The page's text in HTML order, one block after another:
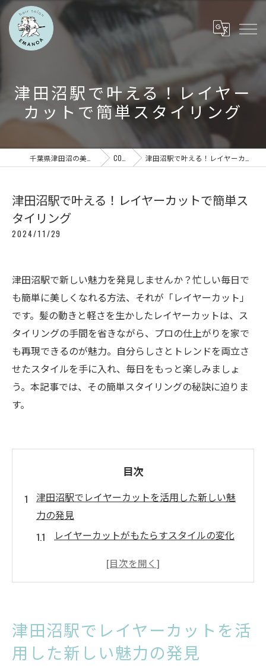
津田沼駅で叶える！レイヤー
カットで簡単スタイリング
COLUMN 津田沼駅で叶える！レイヤーカットで簡単スタイリング
津田沼駅で叶える！レイヤーカットで簡単ス
タイリング
2024/11/29
津田沼駅で新しい魅力を発見しませんか？忙しい毎日で
も簡単に美しくなれる方法、それが「レイヤーカット」
です。髪の動きと軽さを生かしたレイヤーカットは、ス
タイリングの手間を省きながら、プロの仕上がりを家で
も再現できるのが魅力。自分らしさとトレンドを両立さ
せたスタイルを手に入れ、毎日をもっと楽しみましょ
う。本記事では、その簡単スタイリングの秘訣に迫りま
す。
目次
津田沼駅でレイヤーカットを活用した新しい魅
力の発見
レイヤーカットがもたらすスタイルの変化
津田沼駅周辺で人気のレイヤーカットの特
魅力
津田沼駅で体験できる最新のレイヤーカッ
津田沼駅でレイヤーカットを活
用した新しい魅力の発見